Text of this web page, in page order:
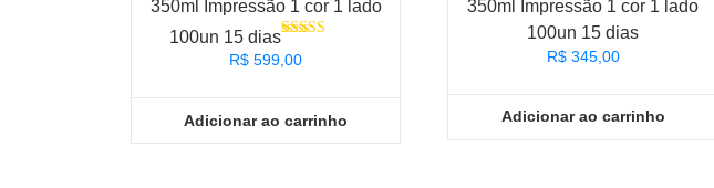
350ml Impressão 1 cor 1 lado
100un 15 dias
R$ 599,00
Adicionar ao carrinho
350ml Impressão 1 cor 1 lado
100un 15 dias
R$345,00
Adicionar ao carrinho